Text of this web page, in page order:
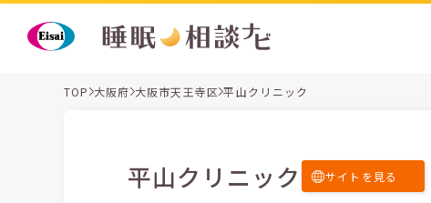
TOP 大阪府 大阪市天王寺区 平山クリニック
平山クリニック サイトを見る